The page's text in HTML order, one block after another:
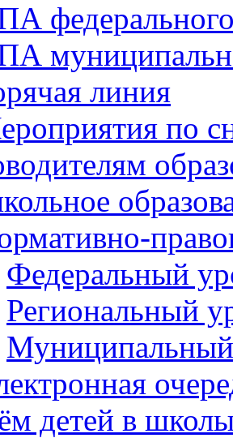
линия
по
Федеральный
Региональный
детей в